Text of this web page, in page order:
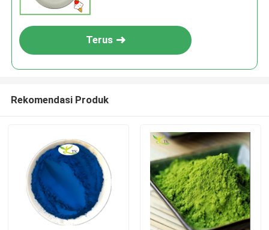
Terus
Rekomendasi Produk